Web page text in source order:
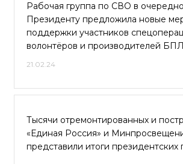
Рабочая группа по СВО в
Президенту предложила новые
поддержки участников
волонтёров и производителей
21.02.24
Тысячи отремонтированных и
«Единая Россия» и
представили итоги президентских